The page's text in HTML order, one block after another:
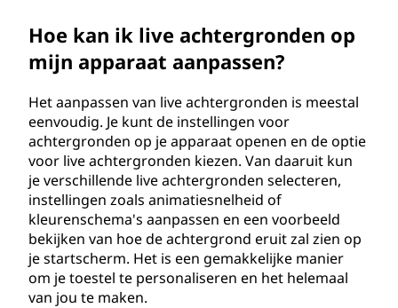
Hoe kan ik live achtergronden op
mijn apparaat aanpassen?
Het aanpassen van live achtergronden is meestal
eenvoudig. Je kunt de instellingen voor
achtergronden op je apparaat openen en de optie
voor live achtergronden kiezen. Van daaruit kun
je verschillende live achtergronden selecteren,
instellingen zoals animatiesnelheid of
kleurenschema's aanpassen en een voorbeeld
bekijken van hoe de achtergrond eruit zal zien op
je startscherm. Het is een gemakkelijke manier
om je toestel te personaliseren en het helemaal
van jou te maken.